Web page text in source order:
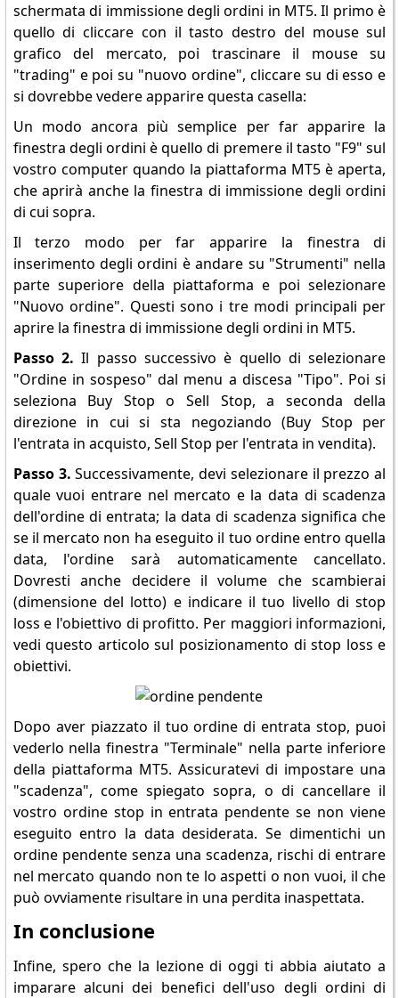
schermata di immissione degli ordini in MT5. Il primo è
quello di cliccare con il tasto destro del mouse sul
grafico del mercato, poi trascinare il mouse su
"trading" e poi su "nuovo ordine", cliccare su di esso e
si dovrebbe vedere apparire questa casella:
Un modo ancora più semplice per far apparire la
finestra degli ordini è quello di premere il tasto "F9" sul
vostro computer quando la piattaforma MT5 è aperta,
che aprirà anche la finestra di immissione degli ordini
di cui sopra.
Il terzo modo per far apparire la finestra di
inserimento degli ordini è andare su "Strumenti" nella
parte superiore della piattaforma e poi selezionare
"Nuovo ordine". Questi sono i tre modi principali per
aprire la finestra di immissione degli ordini in MT5.
Passo 2.Il passo successivo è quello di selezionare
"Ordine in sospeso" dal menu a discesa "Tipo". Poi si
seleziona Buy Stop o Sell Stop, a seconda della
direzione in cui si sta negoziando (Buy Stop per
l'entrata in acquisto, Sell Stop per l'entrata in vendita).
Passo 3.Successivamente, devi selezionare il prezzo al
quale vuoi entrare nel mercato e la data di scadenza
dell'ordine di entrata; la data di scadenza significa che
se il mercato non ha eseguito il tuo ordine entro quella
data, l'ordine sarà automaticamente cancellato.
Dovresti anche decidere il volume che scambierai
(dimensione del lotto) e indicare il tuo livello di stop
loss e l'obiettivo di profitto. Per maggiori informazioni,
vedi questo articolo sul posizionamento di stop loss e
obiettivi.
Dopo aver piazzato il tuo ordine di entrata stop, puoi
vederlo nella finestra "Terminale" nella parte inferiore
della piattaforma MT5. Assicuratevi di impostare una
"scadenza", come spiegato sopra, o di cancellare il
vostro ordine stop in entrata pendente se non viene
eseguito entro la data desiderata. Se dimentichi un
ordine pendente senza una scadenza, rischi di entrare
nel mercato quando non te lo aspetti o non vuoi, il che
può ovviamente risultare in una perdita inaspettata.
In conclusione
Infine, spero che la lezione di oggi ti abbia aiutato a
imparare alcuni dei benefici dell'uso degli ordini di